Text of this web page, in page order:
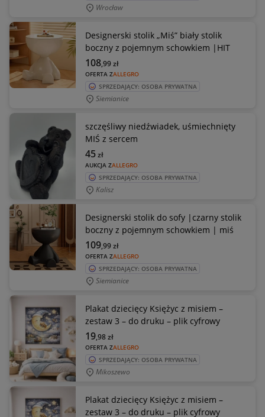
Wrocław
Designerski stolik „Miś” biały stolik
boczny z pojemnym schowkiem |HIT
OFERTA ZALLEGRO
108,99zł
SPRZEDAJĄCY: OSOBA PRYWATNA
Siemianice
szczęśliwy niedźwiadek, uśmiechnięty
MIŚ z sercem
AUKCJA ZALLEGRO
45zł
SPRZEDAJĄCY: OSOBA PRYWATNA
Kalisz
Designerski stolik do sofy |czarny stolik
boczny z pojemnym schowkiem | miś
OFERTA ZALLEGRO
109,99zł
SPRZEDAJĄCY: OSOBA PRYWATNA
Siemianice
Plakat dziecięcy Księżyc z misiem –
zestaw 3 – do druku – plik cyfrowy
OFERTA ZALLEGRO
19,98zł
SPRZEDAJĄCY: OSOBA PRYWATNA
Mikoszewo
Plakat dziecięcy Księżyc z misiem –
zestaw 3 – do druku – plik cyfrowy